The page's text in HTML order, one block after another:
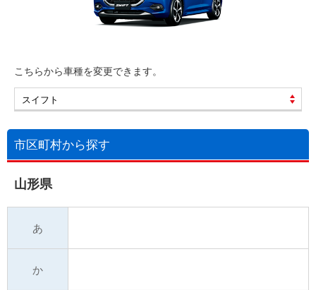
こちらから車種を変更できます。
市区町村から探す
山形県
あ
か